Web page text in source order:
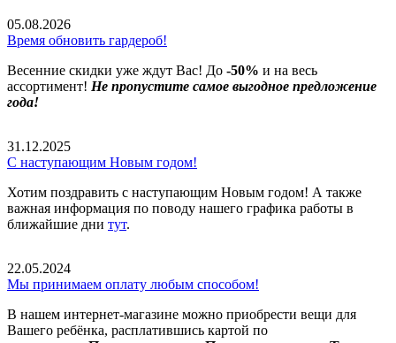
05.08.2026
Время обновить гардероб!
Весенние скидки уже ждут Вас! До -50% и на весь
ассортимент! Не пропустите самое выгодное предложение
года!
31.12.2025
С наступающим Новым годом!
Хотим поздравить с наступающим Новым годом! А также
важная информация по поводу нашего графика работы в
ближайшие дни тут.
22.05.2024
Мы принимаем оплату любым способом!
В нашем интернет-магазине можно приобрести вещи для
Вашего ребёнка, расплатившись картой по